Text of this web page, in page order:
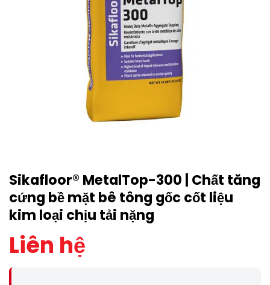
Sikafloor® MetalTop-300 | Chất tăng
cứng bề mặt bê tông gốc cốt liệu
kim loại chịu tải nặng
Liên hệ